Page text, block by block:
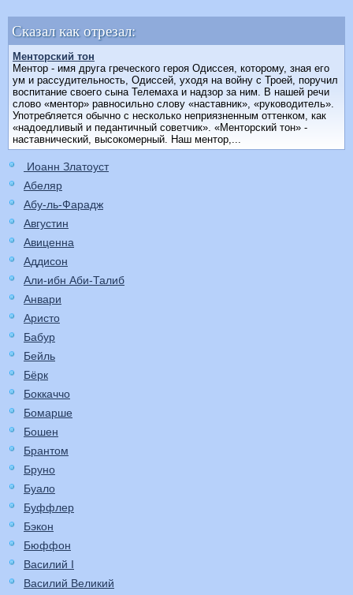
Сказал как отрезал:
Менторский тон
Ментор - имя друга греческого героя Одиссея, которому, зная его
ум и рассудительность, Одиссей, уходя на войну с Троей, поручил
воспитание своего сына Телемаха и надзор за ним. В нашей речи
слово «ментор» равносильно слову «наставник», «руководитель».
Употребляется обычно с несколько неприязненным оттенком, как
«надоедливый и педантичный советчик». «Менторский тон» -
наставнический, высокомерный. Наш ментор,...
Иоанн Златоуст
Абеляр
Абу-ль-Фарадж
Августин
Авиценна
Аддисон
Али-ибн Аби-Талиб
Анвари
Аристо
Бабур
Бейль
Бёрк
Боккаччо
Бомарше
Бошен
Брантом
Бруно
Буало
Буффлер
Бэкон
Бюффон
Василий I
Василий Великий